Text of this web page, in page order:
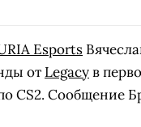
Esports
от Legacyв
CS2. Сообщение